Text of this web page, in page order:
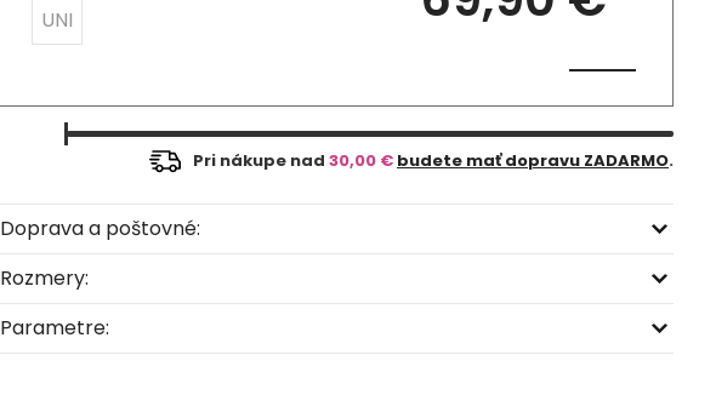
UNI
Pri nákupe nad 30,00 € budete mať dopravu ZADARMO.
Doprava a poštovné:
Rozmery:
Parametre: